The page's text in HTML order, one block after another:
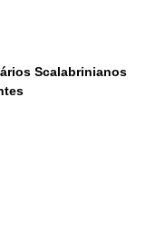
Scalabrinianos